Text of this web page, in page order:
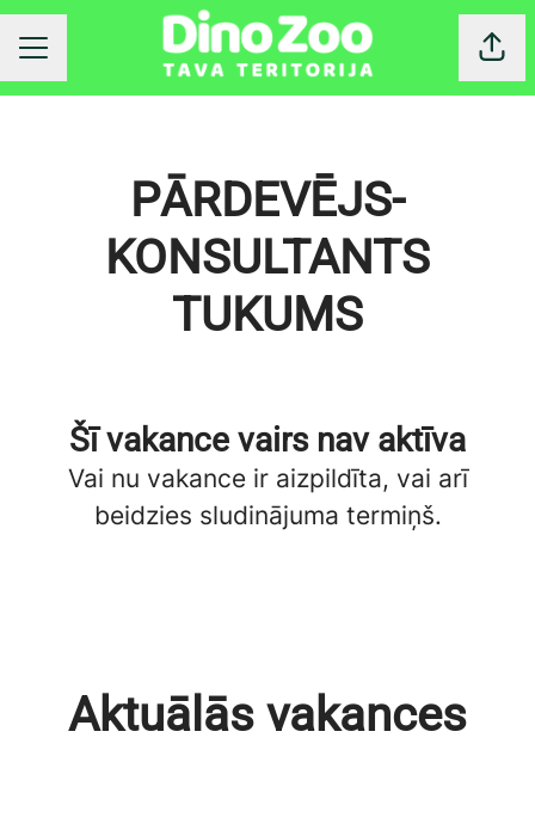
KARJERAS IZVĒLNE
PĀRDEVĒJS-
KONSULTANTS
TUKUMS
Šī vakance vairs nav aktīva
Vai nu vakance ir aizpildīta, vai arī
beidzies sludinājuma termiņš.
Aktuālās vakances